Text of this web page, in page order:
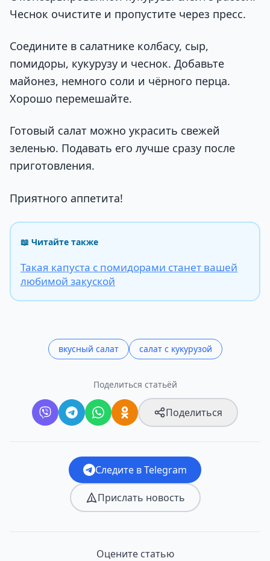
Чеснок очистите и пропустите через пресс.
Соедините в салатнике колбасу, сыр,
помидоры, кукурузу и чеснок. Добавьте
майонез, немного соли и чёрного перца.
Хорошо перемешайте.
Готовый салат можно украсить свежей
зеленью. Подавать его лучше сразу после
приготовления.
Приятного аппетита!
📖 Читайте также
Такая капуста с помидорами станет вашей
любимой закуской
вкусный салат салат с кукурузой
Поделиться статьёй
Поделиться
Следите в Telegram
Прислать новость
Оцените статью